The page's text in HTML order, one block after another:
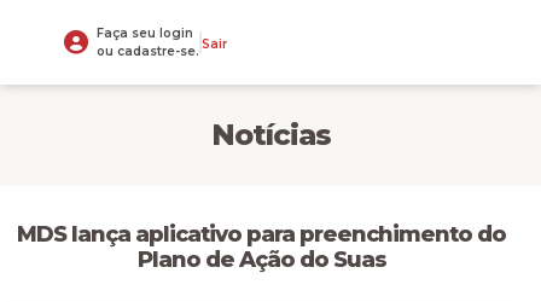
Faça seu login
ou cadastre-se. Sair
Notícias
MDS lança aplicativo para preenchimento do
Plano de Ação do Suas